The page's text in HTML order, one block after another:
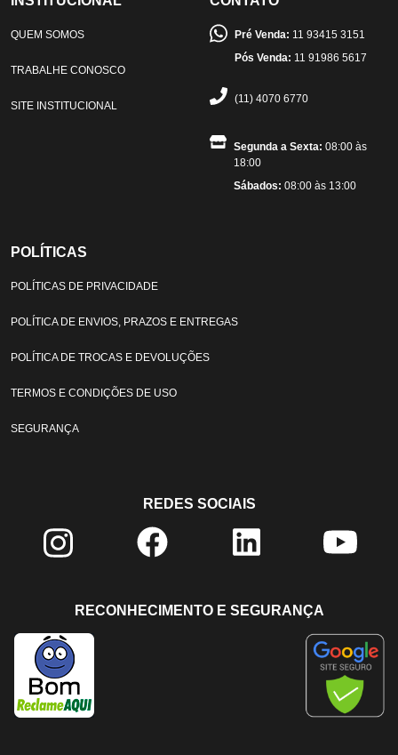
QUEM SOMOS
TRABALHE CONOSCO
SITE INSTITUCIONAL
Pré Venda: 11 93415 3151
Pós Venda: 11 91986 5617
(11) 4070 6770
Segunda a Sexta: 08:00 às
18:00
Sábados: 08:00 às 13:00
POLÍTICAS
POLÍTICAS DE PRIVACIDADE
POLÍTICA DE ENVIOS, PRAZOS E ENTREGAS
POLÍTICA DE TROCAS E DEVOLUÇÕES
TERMOS E CONDIÇÕES DE USO
SEGURANÇA
REDES SOCIAIS
RECONHECIMENTO E SEGURANÇA